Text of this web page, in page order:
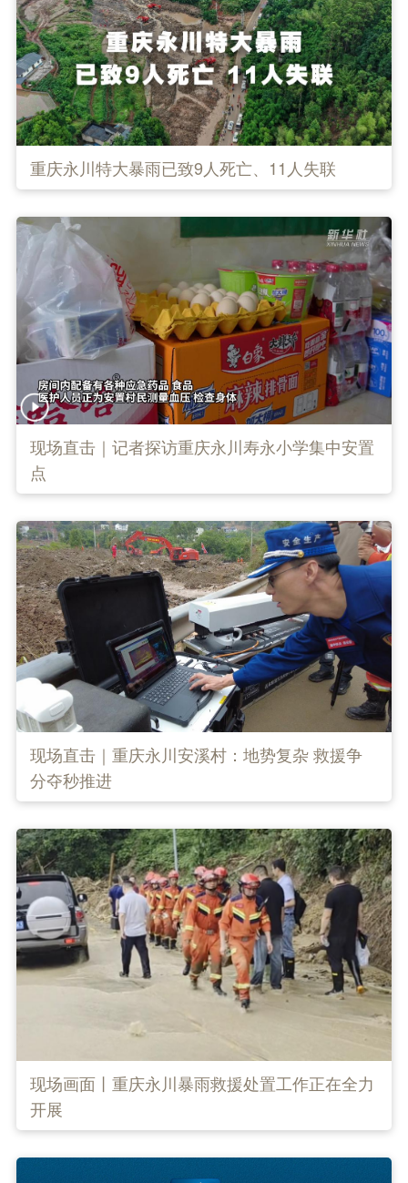
重庆永川特大暴雨已致9人死亡、11人失联
现场直击｜记者探访重庆永川寿永小学集中安置
点
现场直击｜重庆永川安溪村：地势复杂 救援争
分夺秒推进
现场画面丨重庆永川暴雨救援处置工作正在全力
开展